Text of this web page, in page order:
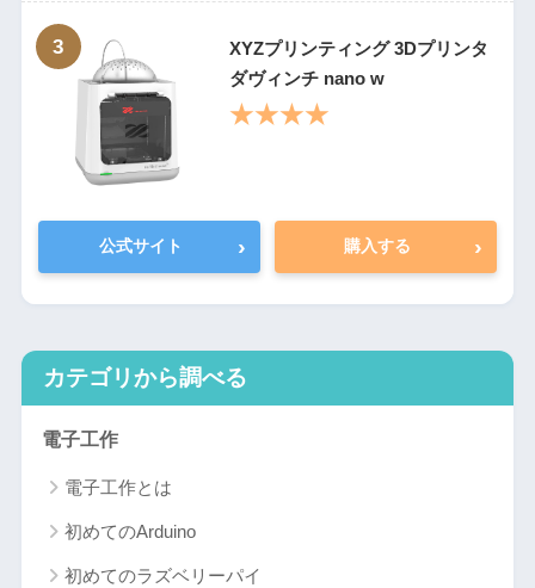
3
XYZプリンティング 3Dプリンタ
ダヴィンチ nano w
★★★★
公式サイト › 購入する ›
カテゴリから調べる
電子工作
電子工作とは
初めてのArduino
初めてのラズベリーパイ